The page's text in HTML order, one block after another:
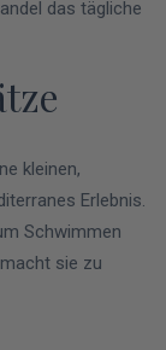
das tägliche
kleinen,
Erlebnis.
Schwimmen
sie zu